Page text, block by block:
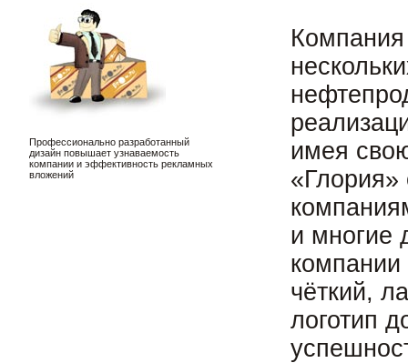
Профессионально разработанный
дизайн повышает узнаваемость
компании и эффективность рекламных
вложений
имея
«Глория»
и многие
компании
чёткий,
логотип